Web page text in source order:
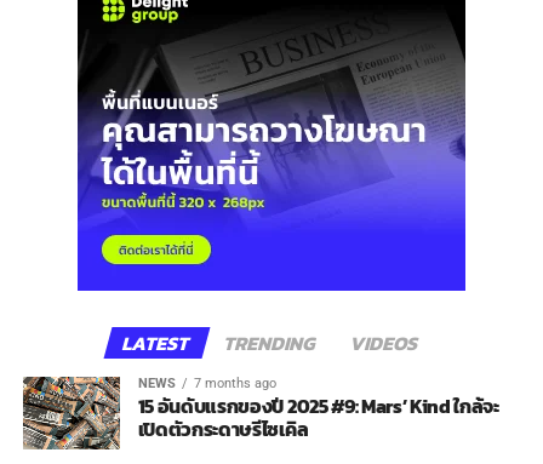
LATEST TRENDING VIDEOS
NEWS 7 months ago
15 อันดับแรกของปี 2025 #9: Mars’ Kind ใกล้จะ
เปิดตัวกระดาษรีไซเคิล